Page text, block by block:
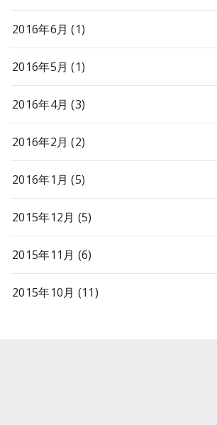
2016年6月 (1)
2016年5月 (1)
2016年4月 (3)
2016年2月 (2)
2016年1月 (5)
2015年12月 (5)
2015年11月 (6)
2015年10月 (11)